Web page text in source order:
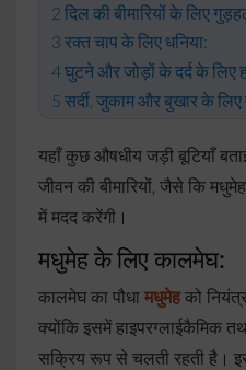
दिल की बीमारियों के लिए
रक्त चाप के लिए धनिया:
घुटने और जोड़ों के दर्द के लिए
सर्दी, जुकाम और बुखार के
यहाँ कुछ औषधीय जड़ी बूटियाँ
जीवन की बीमारियों, जैसे कि
में मदद करेंगी।
मधुमेह के लिए कालमेघ:
कालमेघ का पौधा मधुमेहको
क्योंकि इसमें हाइपरग्लाईकैमिक
सक्रिय रूप से चलती रहती है।